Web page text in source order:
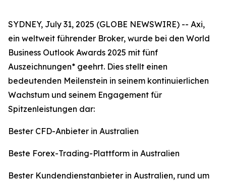
SYDNEY, July 31, 2025 (GLOBE NEWSWIRE) -- Axi,
ein weltweit führender Broker, wurde bei den World
Business Outlook Awards 2025 mit fünf
Auszeichnungen* geehrt. Dies stellt einen
bedeutenden Meilenstein in seinem kontinuierlichen
Wachstum und seinem Engagement für
Spitzenleistungen dar:
Bester CFD-Anbieter in Australien
Beste Forex-Trading-Plattform in Australien
Bester Kundendienstanbieter in Australien, rund um